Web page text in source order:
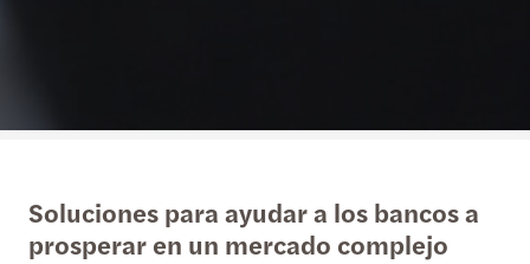
Soluciones para ayudar a los bancos a
prosperar en un mercado complejo